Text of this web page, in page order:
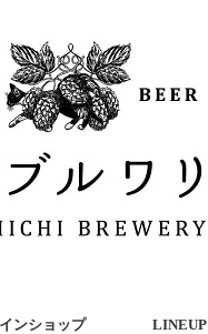
ンショップ LINEUP